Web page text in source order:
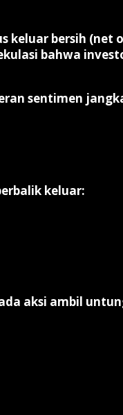
keluar bersih (net
bahwa
sentimen
keluar:
aksi ambil